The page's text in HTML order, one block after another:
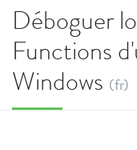
Déboguer
Functions
Windows (fr)